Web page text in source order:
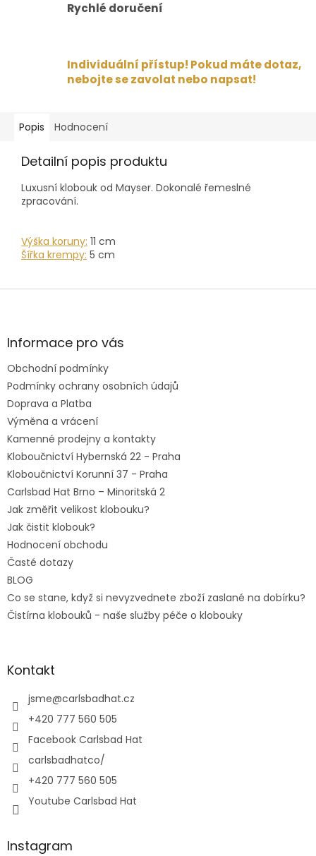
Rychlé doručení
Individuální přístup! Pokud máte dotaz,
nebojte se zavolat nebo napsat!
Popis Hodnocení
Detailní popis produktu
Luxusní klobouk od Mayser. Dokonalé řemeslné
zpracování.
Výška koruny: 11 cm
Šířka krempy: 5 cm
Z
aInformace pro vás
Obchodní podmínky
Podmínky ochrany osobních údajů
Doprava a Platba
Výměna a vrácení
Kamenné prodejny a kontakty
Kloboučnictví Hybernská 22 - Praha
Kloboučnictví Korunní 37 - Praha
Carlsbad Hat Brno – Minoritská 2
Jak změřit velikost klobouku?
Jak čistit klobouk?
Hodnocení obchodu
Časté dotazy
BLOG
Co se stane, když si nevyzvednete zboží zaslané na dobírku?
Čistírna klobouků - naše služby péče o klobouky
Kontakt
jsme@carlsbadhat.cz
+420 777 560 505
Facebook Carlsbad Hat
carlsbadhatco/
+420 777 560 505
Youtube Carlsbad Hat
Instagram